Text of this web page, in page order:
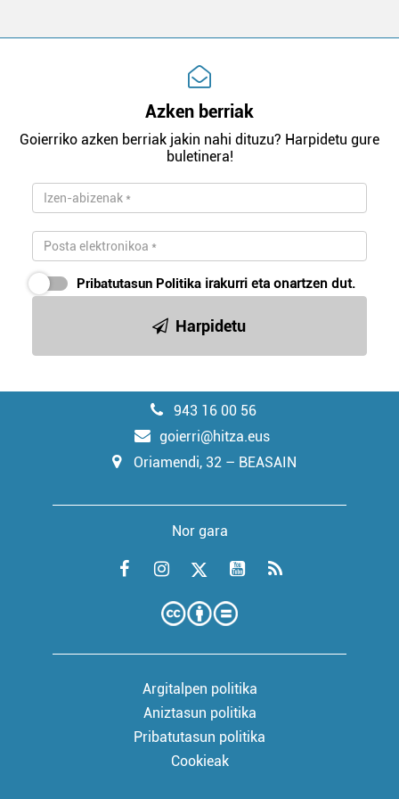
Azken berriak
Goierriko azken berriak jakin nahi dituzu? Harpidetu gure
buletinera!
Pribatutasun Politika irakurri eta onartzen dut.
Harpidetu
943 16 00 56
goierri@hitza.eus
Oriamendi, 32 – BEASAIN
Nor gara
Argitalpen politika
Aniztasun politika
Pribatutasun politika
Cookieak